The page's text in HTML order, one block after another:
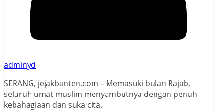
adminyd
SERANG, jejakbanten.com – Memasuki bulan Rajab,
seluruh umat muslim menyambutnya dengan penuh
kebahagiaan dan suka cita.